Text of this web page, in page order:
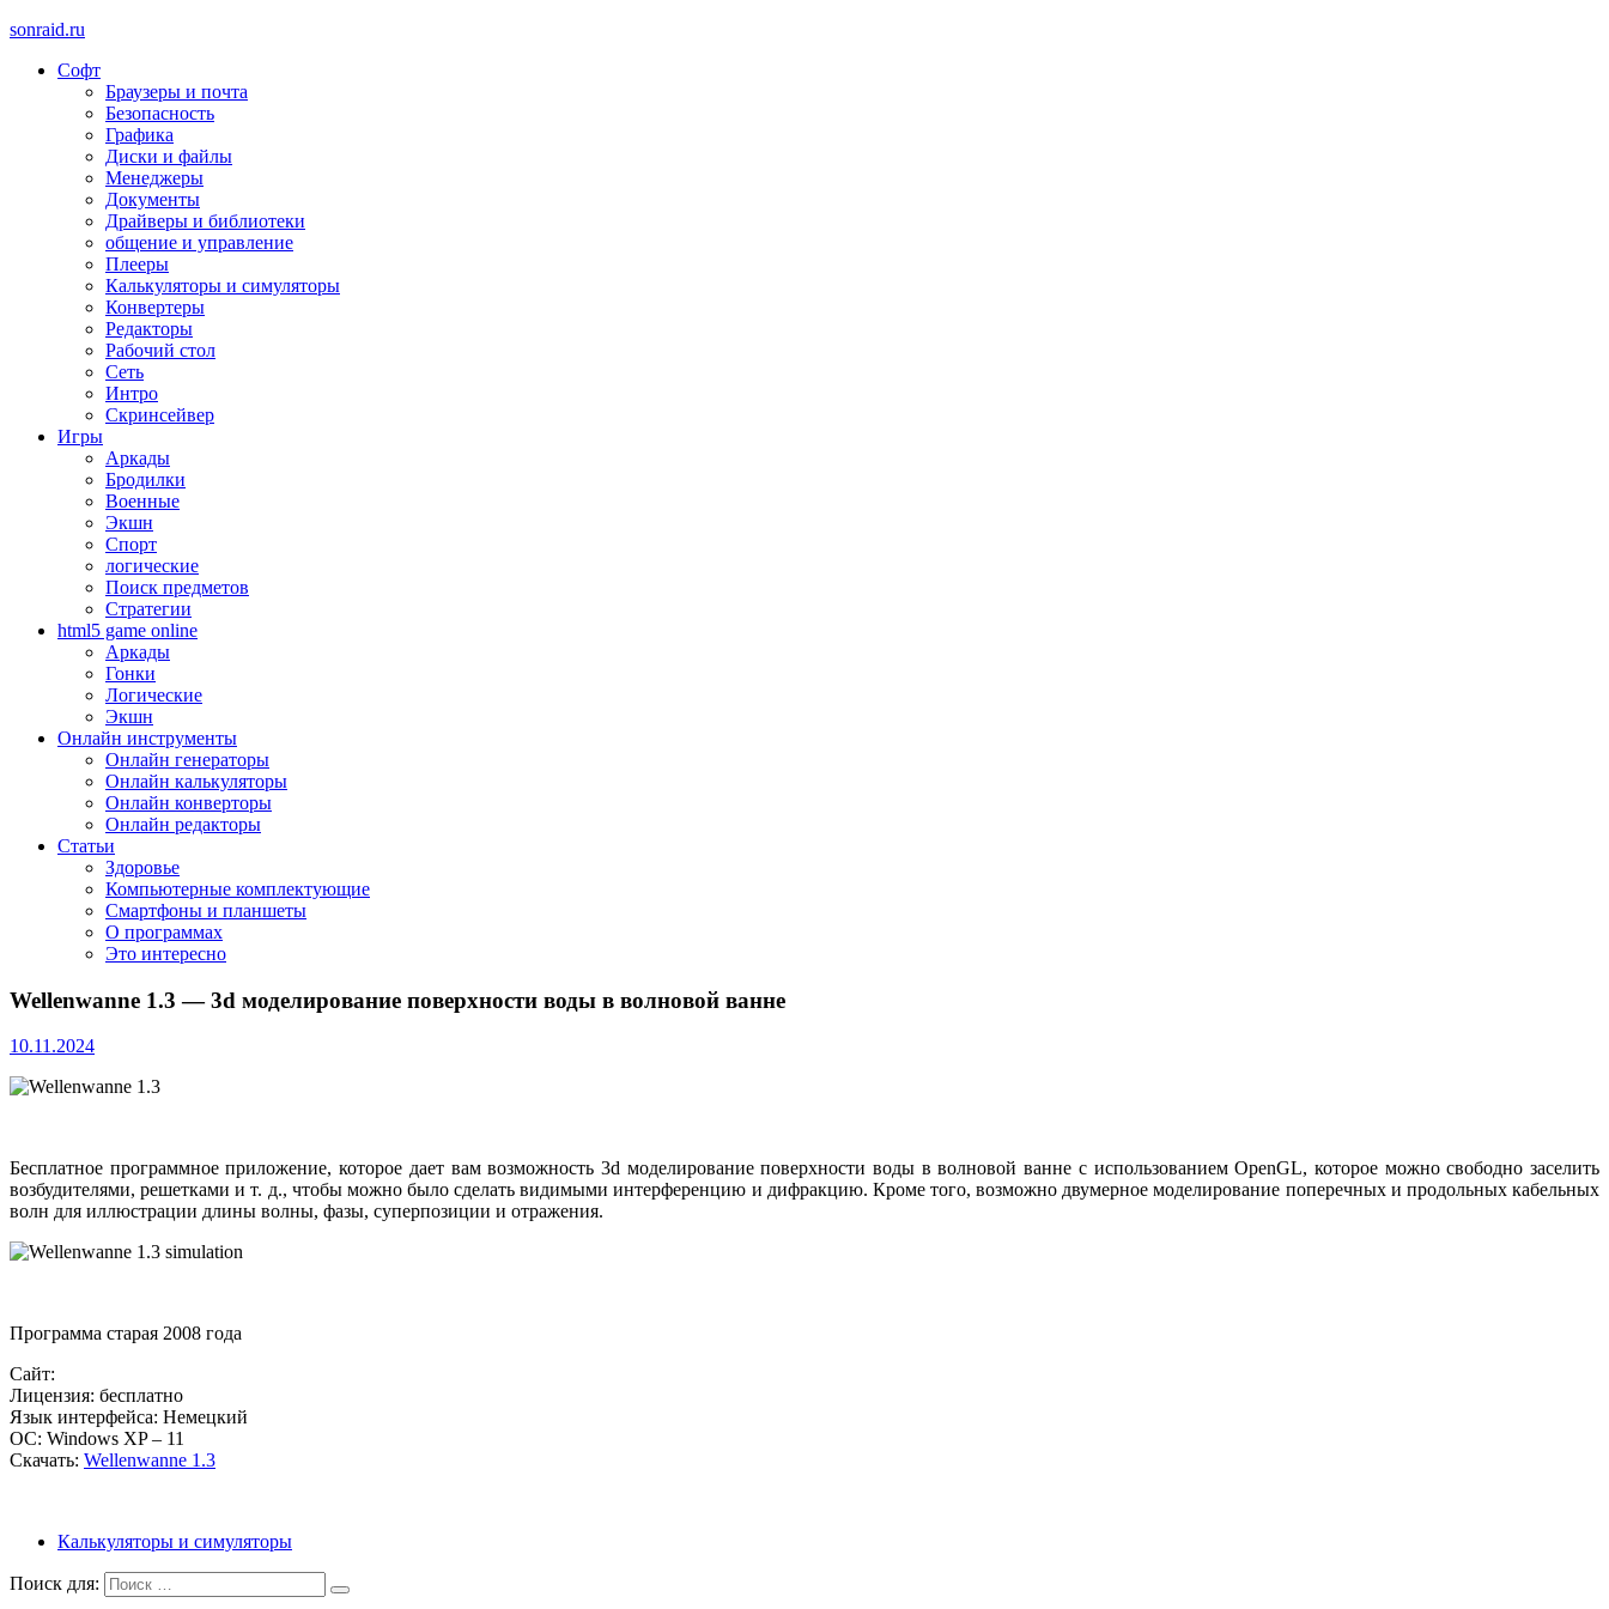
sonraid.ru
Скачивай программы, мини игры
Софт
Браузеры и почта
Безопасность
Графика
Диски и файлы
Менеджеры
Документы
Драйверы и библиотеки
общение и управление
Плееры
Калькуляторы и симуляторы
Конвертеры
Редакторы
Рабочий стол
Сеть
Интро
Скринсейвер
Игры
Аркады
Бродилки
Военные
Экшн
Спорт
логические
Поиск предметов
Стратегии
html5 game online
Аркады
Гонки
Логические
Экшн
Онлайн инструменты
Онлайн генераторы
Онлайн калькуляторы
Онлайн конверторы
Онлайн редакторы
Статьи
Здоровье
Компьютерные комплектующие
Смартфоны и планшеты
О программах
Это интересно
Wellenwanne 1.3 — 3d моделирование поверхности воды в волновой ванне
10.11.2024
Бесплатное программное приложение, которое дает вам возможность 3d моделирование поверхности воды в волновой ванне с использованием OpenGL, которое можно свободно заселить
возбудителями, решетками и т. д., чтобы можно было сделать видимыми интерференцию и дифракцию. Кроме того, возможно двумерное моделирование поперечных и продольных кабельных
волн для иллюстрации длины волны, фазы, суперпозиции и отражения.
Программа старая 2008 года
Сайт:
Лицензия: бесплатно
Язык интерфейса: Немецкий
ОС: Windows XP – 11
Скачать: Wellenwanne 1.3
Калькуляторы и симуляторы
Поиск для: